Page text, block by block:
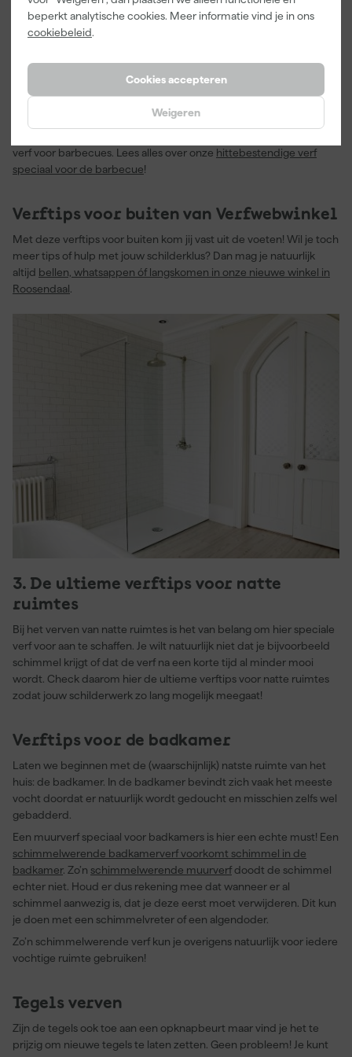
beperkt analytische cookies. Meer informatie vind je in ons
cookiebeleid.
Cookies accepteren
Weigeren
extra bescherming: het is waterafstotend en bestand tegen UV-
straling. Wanneer je deze antislip beits gebruikt voor jouw vlonder
Barbecue verven
Heb je een barbecue die is verkleurd en wat roestplekken krijgt?
verf voor barbecues. Lees alles over onze hittebestendige verf
speciaal voor de barbecue!
Verftips voor buiten van Verfwebwinkel
Met deze verftips voor buiten kom jij vast uit de voeten! Wil je toch
meer tips of hulp met jouw schilderklus? Dan mag je natuurlijk
altijd bellen, whatsappen óf langskomen in onze nieuwe winkel in
Roosendaal.
3. De ultieme verftips voor natte
ruimtes
Bij het verven van natte ruimtes is het van belang om hier speciale
verf voor aan te schaffen. Je wilt natuurlijk niet dat je bijvoorbeeld
schimmel krijgt of dat de verf na een korte tijd al minder mooi
wordt. Check daarom hier de ultieme verftips voor natte ruimtes
zodat jouw schilderwerk zo lang mogelijk meegaat!
Verftips voor de badkamer
Laten we beginnen met de (waarschijnlijk) natste ruimte van het
huis: de badkamer. In de badkamer bevindt zich vaak het meeste
vocht doordat er natuurlijk wordt gedoucht en misschien zelfs wel
gebadderd.
Een muurverf speciaal voor badkamers is hier een echte must! Een
schimmelwerende badkamerverf voorkomt schimmel in de
badkamer. Zo’n schimmelwerende muurverf doodt de schimmel
echter niet. Houd er dus rekening mee dat wanneer er al
schimmel aanwezig is, dat je deze eerst moet verwijderen. Dit kun
je doen met een schimmelvreter of een algendoder.
Zo’n schimmelwerende verf kun je overigens natuurlijk voor iedere
vochtige ruimte gebruiken!
Tegels verven
Zijn de tegels ook toe aan een opknapbeurt maar vind je het te
prijzig om nieuwe tegels te laten zetten. Geen probleem! Je kunt